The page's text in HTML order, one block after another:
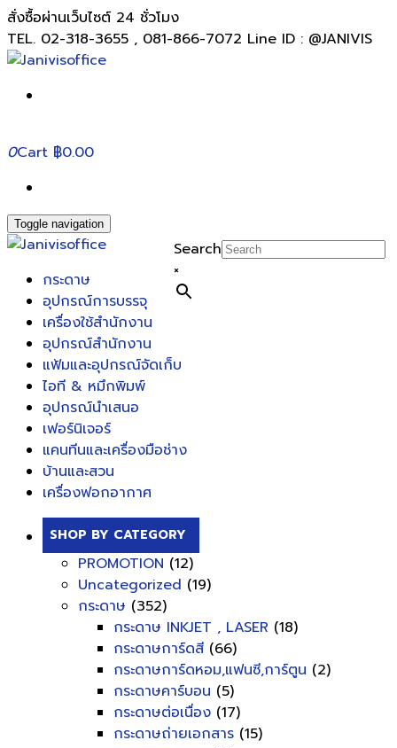
สั่งซื้อผ่านเว็บไซต์ 24 ชั่วโมง
TEL. 02-318-3655 , 081-866-7072 Line ID : @JANIVIS
0Cart ฿0.00
Toggle navigation
Search
×
กระดาษ
อุปกรณ์การบรรจุ
เครื่องใช้สำนักงาน
อุปกรณ์สำนักงาน
แฟ้มและอุปกรณ์จัดเก็บ
ไอที & หมึกพิมพ์
อุปกรณ์นำเสนอ
เฟอร์นิเจอร์
แคนทีนและเครื่องมือช่าง
บ้านและสวน
เครื่องฟอกอากาศ
SHOP BY CATEGORY
PROMOTION (12)
Uncategorized (19)
กระดาษ (352)
กระดาษ INKJET , LASER (18)
กระดาษการ์ดสี (66)
กระดาษการ์ดหอม,แฟนซี,การ์ตูน (2)
กระดาษคาร์บอน (5)
กระดาษต่อเนื่อง (17)
กระดาษถ่ายเอกสาร (15)